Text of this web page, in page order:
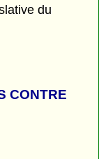
du
CONTRE